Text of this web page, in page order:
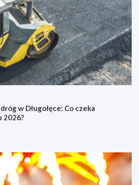
w Długołęce: Co czeka
2026?